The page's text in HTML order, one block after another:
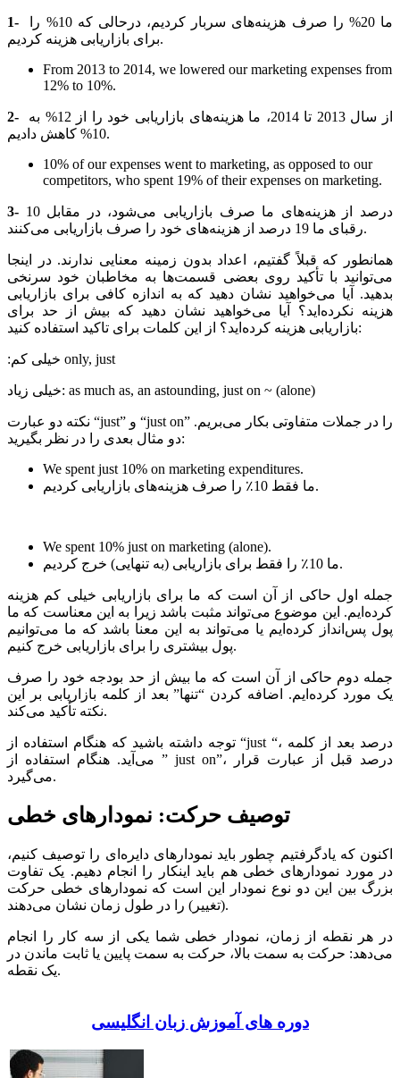
1-
برای بازاریابی هزینه کردیم.
From 2013 to 2014, we lowered our marketing expenses from
12% to 10%.
2- از سال 2013 تا 2014، ما هزینه‌های بازاریابی خود را از 12% به
10% کاهش دادیم.
10% of our expenses went to marketing, as opposed to our
competitors, who spent 19% of their expenses on marketing.
3- 10 درصد از هزینه‌های ما صرف بازاریابی می‌شود، در مقابل
رقبای ما 19 درصد از هزینه‌های خود را صرف بازاریابی می‌کنند.
همانطور که قبلاً گفتیم، اعداد بدون زمینه معنایی ندارند. در اینجا
می‌توانید با تأکید روی بعضی قسمت‌ها به مخاطبان خود سرنخی
بدهید. آیا می‌خواهید نشان دهید که به اندازه کافی برای بازاریابی
هزینه نکرده‌اید؟ آیا می‌خواهید نشان دهید که بیش از حد برای
بازاریابی هزینه کرده‌اید؟ از این کلمات برای تاکید استفاده کنید:
:خیلی کم only, just
خیلی زیاد: as much as, an astounding, just on ~ (alone)
نکته دو عبارت “just” و “just on” را در جملات متفاوتی بکار می‌بریم.
دو مثال بعدی را در نظر بگیرید:
We spent just 10% on marketing expenditures.
ما فقط 10٪ را صرف هزینه‌های بازاریابی کردیم.
We spent 10% just on marketing (alone).
ما 10٪ را فقط برای بازاریابی (به تنهایی) خرج کردیم.
جمله اول حاکی از آن است که ما برای بازاریابی خیلی کم هزینه
کرده‌ایم. این موضوع می‌تواند مثبت باشد زیرا به این معناست که ما
پول پس‌انداز کرده‌ایم یا می‌تواند به این معنا باشد که ما می‌توانیم
پول بیشتری را برای بازاریابی خرج کنیم.
جمله دوم حاکی از آن است که ما بیش از حد بودجه خود را صرف
یک مورد کرده‌ایم. اضافه کردن “تنها” بعد از کلمه بازاریابی بر این
نکته تأکید می‌کند.
توجه داشته باشید که هنگام استفاده از “just “، درصد بعد از کلمه
می‌آید. هنگام استفاده از ” just on”، درصد قبل از عبارت قرار
می‌گیرد.
توصیف حرکت: نمودارهای خطی
اکنون که یادگرفتیم چطور باید نمودارهای دایره‌ای را توصیف کنیم،
در مورد نمودارهای خطی هم باید اینکار را انجام دهیم. یک تفاوت
بزرگ بین این دو نوع نمودار این است که نمودارهای خطی حرکت
(تغییر) را در طول زمان نشان می‌دهند.
در هر نقطه از زمان، نمودار خطی شما یکی از سه کار را انجام
می‌دهد: حرکت به سمت بالا، حرکت به سمت پایین یا ثابت ماندن در
یک نقطه.
دوره های آموزش زبان انگلیسی